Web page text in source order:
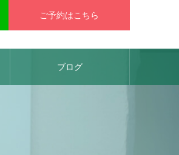
ご予約はこちら
ブログ